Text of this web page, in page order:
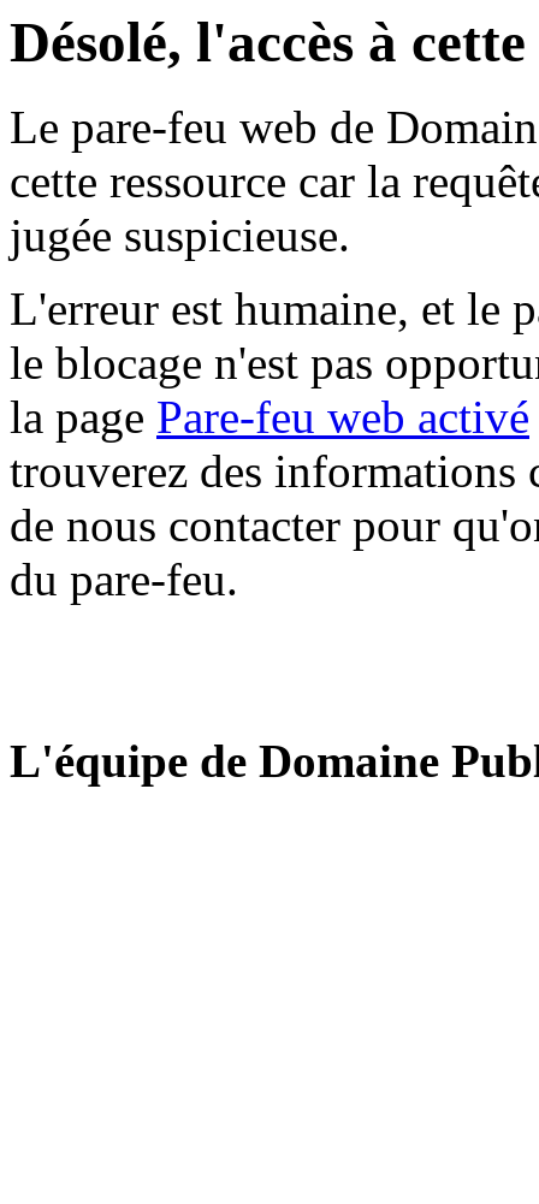
Désolé, l'accès à
Le pare-feu web de
cette ressource car la
jugée suspicieuse.
L'erreur est humaine, et le
le blocage n'est pas
la page Pare-feu web activé
trouverez des informations
de nous contacter pour
du pare-feu.
L'équipe de Domaine